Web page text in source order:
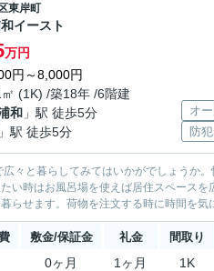
東岸町
イースト
万円
円～8,000円
(1K) /築18年 /6階建
和 」駅 徒歩5分
」駅 徒歩5分
オ
防
々と暮らしてみてはいかがでしょうか
い時はお風呂場を使えば居住スペース
らせます。荷物を注文する時に時間を気
敷金/保証金 礼金 間取り
0ヶ月 1ヶ月 1K